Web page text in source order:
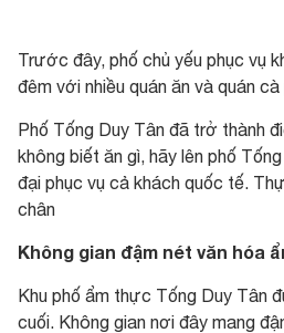
Trước đây, phố chủ yếu phục vụ
đêm với nhiều quán ăn và quán
Phố Tống Duy Tân đã trở thành
không biết ăn gì, hãy lên phố
đại phục vụ cả khách quốc tế.
chân
Không gian đậm nét văn hóa
Khu phố ẩm thực Tống Duy Tân
cuối. Không gian nơi đây mang